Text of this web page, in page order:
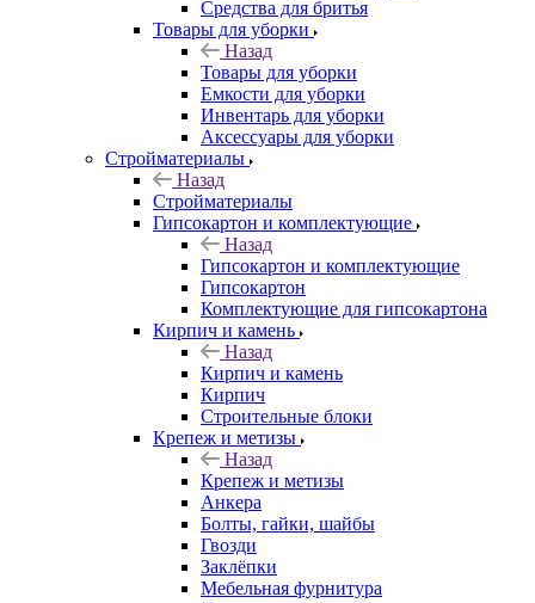
Средства для бритья
Товары для уборки
Назад
Товары для уборки
Емкости для уборки
Инвентарь для уборки
Аксессуары для уборки
Стройматериалы
Назад
Стройматериалы
Гипсокартон и комплектующие
Назад
Гипсокартон и комплектующие
Гипсокартон
Комплектующие для гипсокартона
Кирпич и камень
Назад
Кирпич и камень
Кирпич
Строительные блоки
Крепеж и метизы
Назад
Крепеж и метизы
Анкера
Болты, гайки, шайбы
Гвозди
Заклёпки
Мебельная фурнитура